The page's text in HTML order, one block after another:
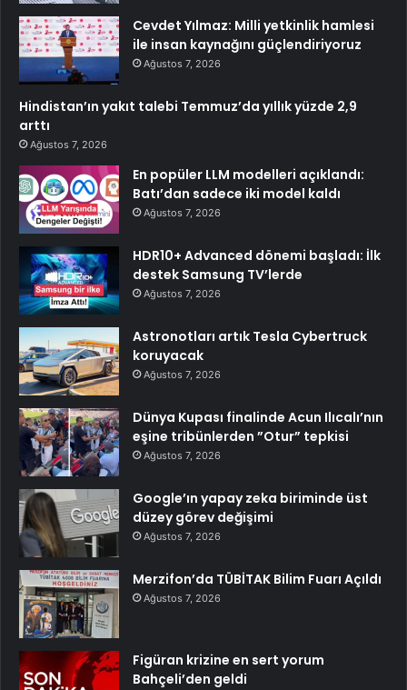
Cevdet Yılmaz: Milli yetkinlik hamlesi
ile insan kaynağını güçlendiriyoruz
Ağustos 7, 2026
Hindistan’ın yakıt talebi Temmuz’da yıllık yüzde 2,9
arttı
Ağustos 7, 2026
En popüler LLM modelleri açıklandı:
Batı’dan sadece iki model kaldı
Ağustos 7, 2026
HDR10+ Advanced dönemi başladı: İlk
destek Samsung TV’lerde
Ağustos 7, 2026
Astronotları artık Tesla Cybertruck
koruyacak
Ağustos 7, 2026
Dünya Kupası finalinde Acun Ilıcalı’nın
eşine tribünlerden ”Otur” tepkisi
Ağustos 7, 2026
Google’ın yapay zeka biriminde üst
düzey görev değişimi
Ağustos 7, 2026
Merzifon’da TÜBİTAK Bilim Fuarı Açıldı
Ağustos 7, 2026
Figüran krizine en sert yorum
Bahçeli’den geldi